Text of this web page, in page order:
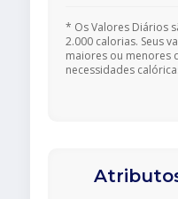
* Os Valores Diários
2.000 calorias. Seus
maiores ou menores
necessidades